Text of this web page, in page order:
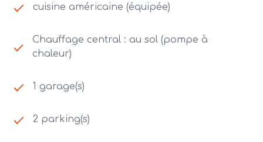
cuisine américaine (équipée)
Chauffage central : au sol (pompe à
chaleur)
1 garage(s)
2 parking(s)